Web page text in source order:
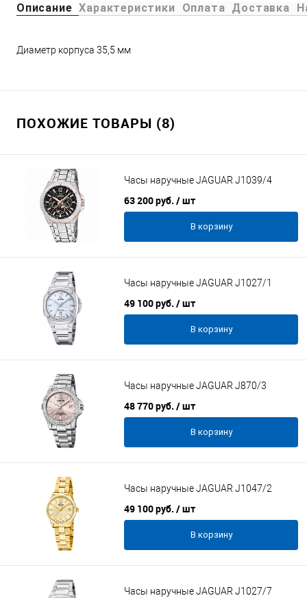
Описание Характеристики Оплата Доставка
Диаметр корпуса 35,5 мм
ПОХОЖИЕ ТОВАРЫ (8)
Часы наручные JAGUAR J1039/4
63 200 руб. / шт
В корзину
Часы наручные JAGUAR J1027/1
49 100 руб. / шт
В корзину
Часы наручные JAGUAR J870/3
48 770 руб. / шт
В корзину
Часы наручные JAGUAR J1047/2
49 100 руб. / шт
В корзину
Часы наручные JAGUAR J1027/7